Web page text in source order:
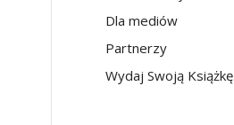
Dla mediów
Partnerzy
Wydaj Swoją Książkę